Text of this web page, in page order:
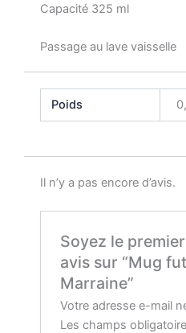
Capacité 325 ml
Passage au lave vaisselle
Poids
Il n’y a pas encore d’avis.
Soyez le
avis sur “Mug
Marraine”
Votre adresse e-mail
Les champs